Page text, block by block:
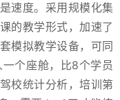
速度。采用规模化集
的教学形式，加速了
模拟教学设备，可同
个座舱，比8个学员
校统计分析，培训第